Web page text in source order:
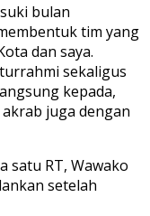
bulan
tim yang
dan saya.
sekaligus
kepada,
juga dengan
satu RT, Wawako
setelah